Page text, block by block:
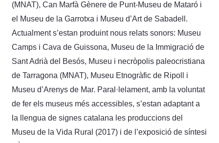
(MNAT), Can Marfà Gènere de Punt-Museu de Mataró i
el Museu de la Garrotxa i Museu d’Art de Sabadell.
Actualment s’estan produint nous relats sonors: Museu
Camps i Cava de Guissona, Museu de la Immigració de
Sant Adrià del Besós, Museu i necròpolis paleocristiana
de Tarragona (MNAT), Museu Etnogràfic de Ripoll i
Museu d’Arenys de Mar. Paral·lelament, amb la voluntat
de fer els museus més accessibles, s’estan adaptant a
la llengua de signes catalana les produccions del
Museu de la Vida Rural (2017) i de l’exposició de síntesi